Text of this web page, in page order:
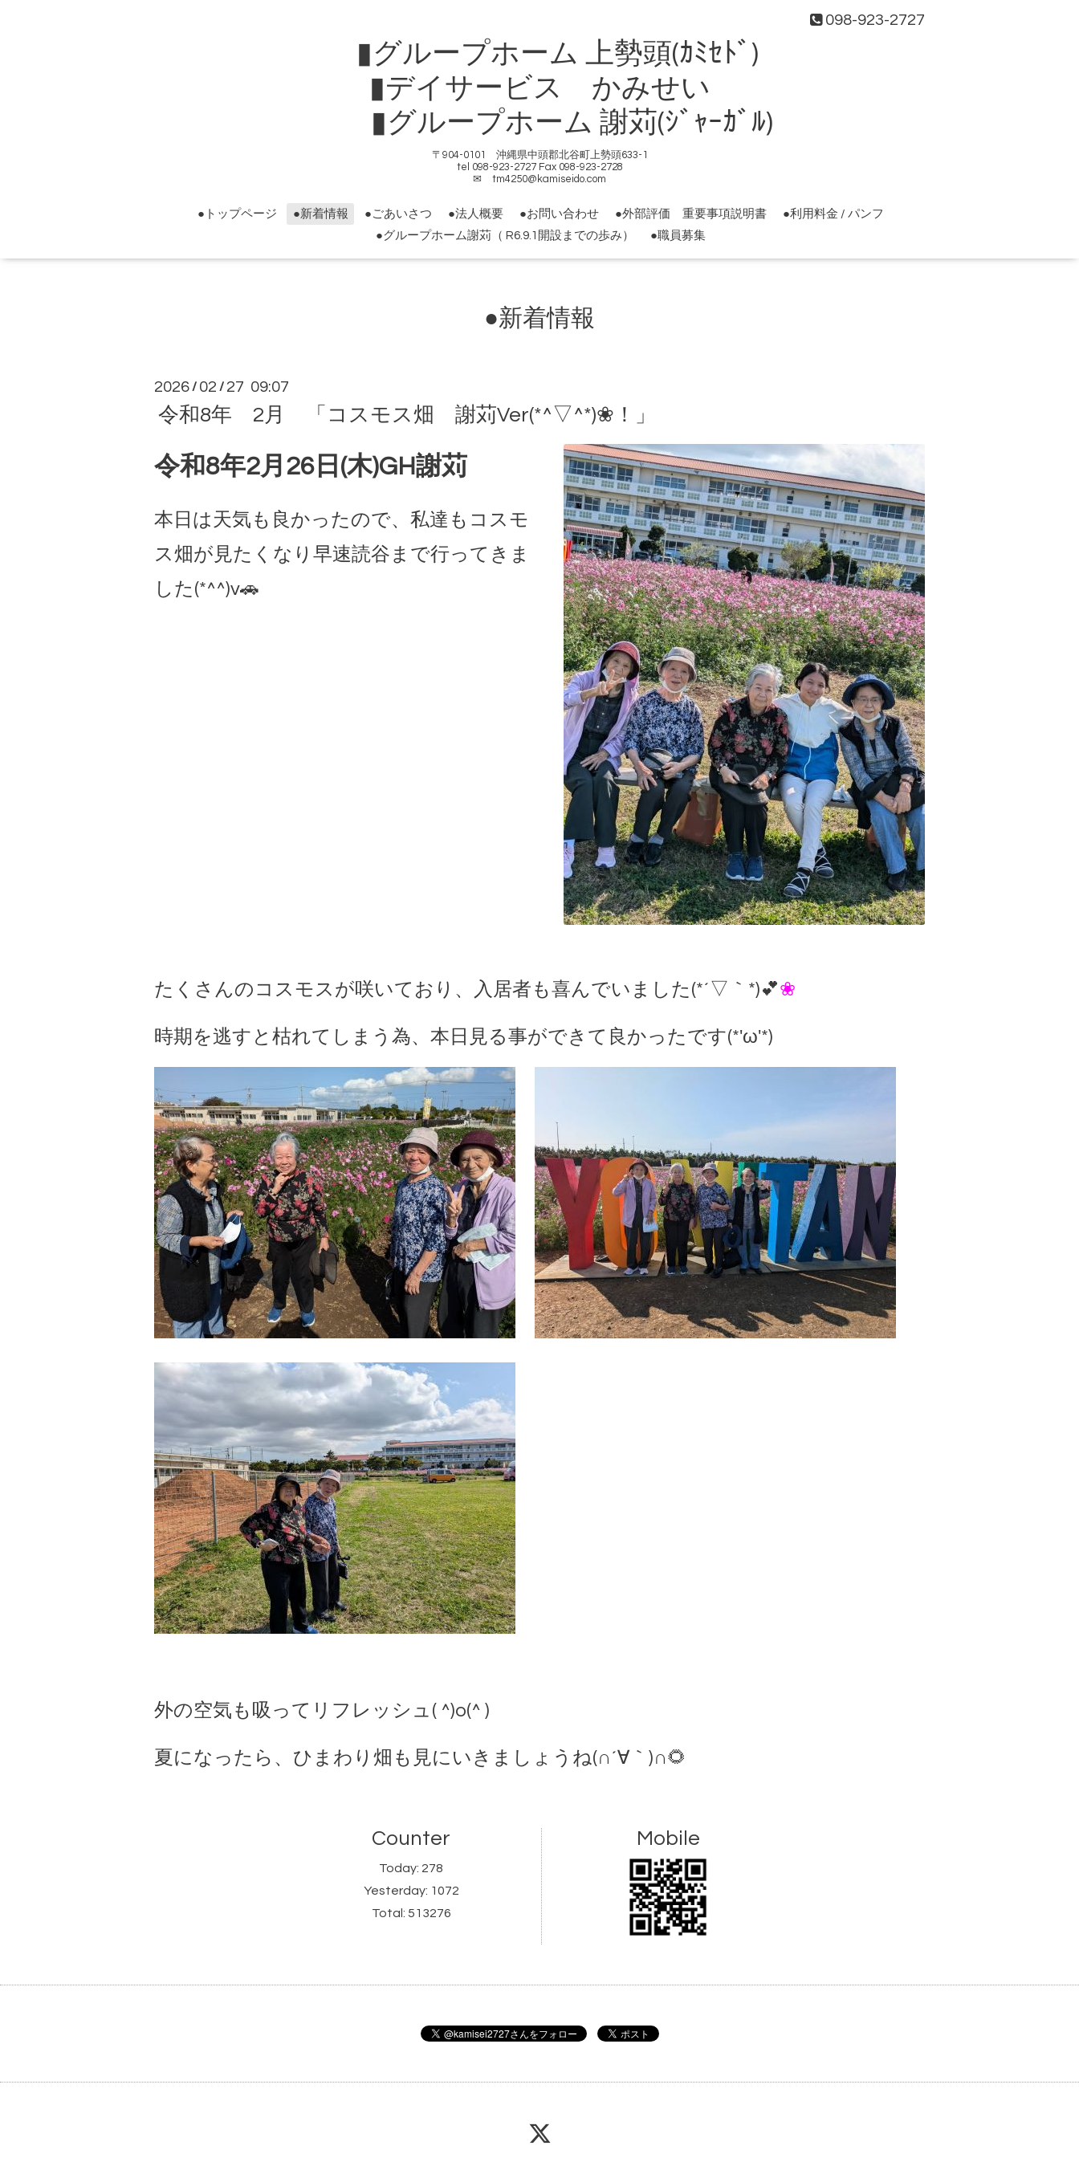
098-923-2727
▮グループホーム 上勢頭(ｶﾐｾﾄﾞ)
▮デイサービス かみせい
▮グループホーム 謝苅(ｼﾞｬｰｶﾞﾙ)
〒904-0101 沖縄県中頭郡北谷町上勢頭633-1
tel 098-923-2727 Fax 098-923-2728
✉ tm4250@kamiseido.com
●トップページ ●新着情報 ●ごあいさつ ●法人概要 ●お問い合わせ ●外部評価 重要事項説明書
●利用料金 / パンフ
●グループホーム謝苅（ R6.9.1開設までの歩み）
●職員募集
●新着情報
2026 / 02 / 27 09:07
令和8年 2月 「コスモス畑 謝苅Ver(*^▽^*)❀！」
令和8年2月26日(木)GH謝苅
本日は天気も良かったので、私達もコスモ
ス畑が見たくなり早速読谷まで行ってきま
した(*^^)v🚗
たくさんのコスモスが咲いており、入居者も喜んでいました(*´▽｀*)💕❀
時期を逃すと枯れてしまう為、本日見る事ができて良かったです(*'ω'*)
外の空気も吸ってリフレッシュ( ^)o(^ )
夏になったら、ひまわり畑も見にいきましょうね(∩´∀｀)∩🌻
Counter
Today: 278
Yesterday: 1072
Total: 513276
Mobile